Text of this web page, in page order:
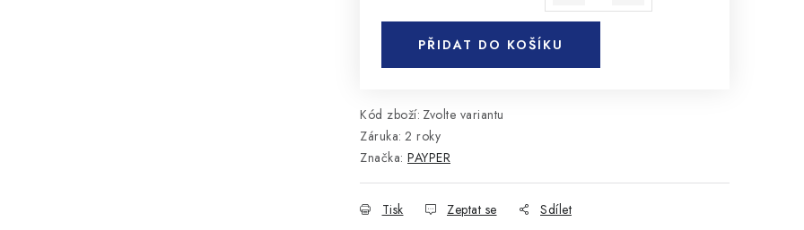
PŘIDAT DO KOŠÍKU
Kód zboží: Zvolte variantu
Záruka: 2 roky
Značka: PAYPER
Tisk Zeptat se Sdílet